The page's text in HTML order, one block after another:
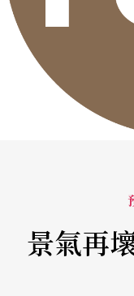
景氣再